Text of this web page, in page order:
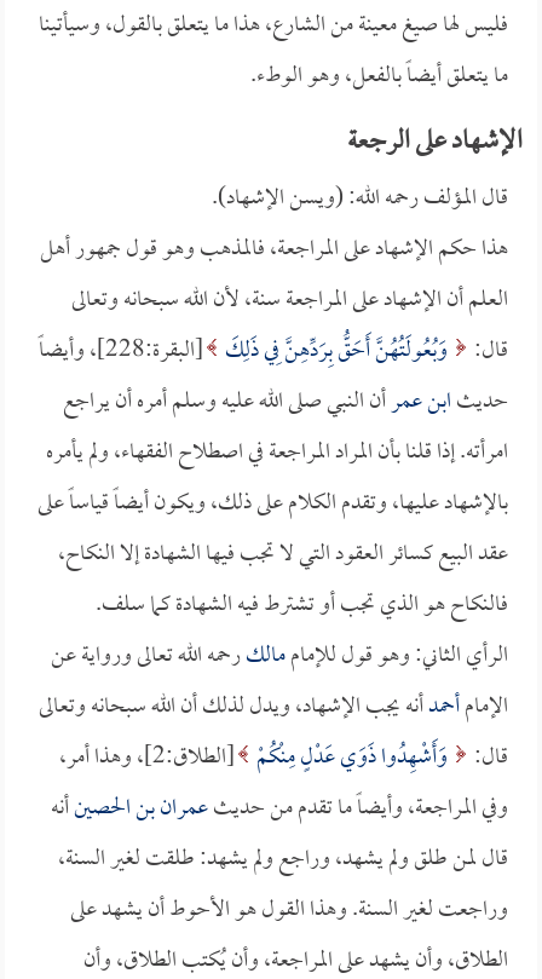
فليس لها صيغ معينة من الشارع، هذا ما يتعلق بالقول، وسيأتينا
ما يتعلق أيضاً بالفعل، وهو الوطء.
الإشهاد على الرجعة
قال المؤلف رحمه الله: (ويسن الإشهاد).
هذا حكم الإشهاد على المراجعة، فالمذهب وهو قول جمهور أهل
العلم أن الإشهاد على المراجعة سنة، لأن الله سبحانه وتعالى
قال:
وَبُعُولَتُهُنَّ أَحَقُّ بِرَدِّهِنَّ فِي ذَلِكَ
[البقرة:228]، وأيضاً
حديثابن عمرأن النبي صلى الله عليه وسلم أمره أن يراجع
امرأته. إذا قلنا بأن المراد المراجعة في اصطلاح الفقهاء، ولم يأمره
بالإشهاد عليها، وتقدم الكلام على ذلك، ويكون أيضاً قياساً على
عقد البيع كسائر العقود التي لا تجب فيها الشهادة إلا النكاح،
فالنكاح هو الذي تجب أو تشترط فيه الشهادة كما سلف.
الرأي الثاني: وهو قول للإماممالكرحمه الله تعالى ورواية عن
الإمامأحمدأنه يجب الإشهاد، ويدل لذلك أن الله سبحانه وتعالى
قال:
وَأَشْهِدُوا ذَوَي عَدْلٍ مِنْكُمْ
[الطلاق:2]، وهذا أمر،
وفي المراجعة، وأيضاً ما تقدم من حديثعمران بن الحصينأنه
قال لمن طلق ولم يشهد، وراجع ولم يشهد: طلقت لغير السنة،
وراجعت لغير السنة. وهذا القول هو الأحوط أن يشهد على
الطلاق، وأن يشهد على المراجعة، وأن يُكتب الطلاق، وأن